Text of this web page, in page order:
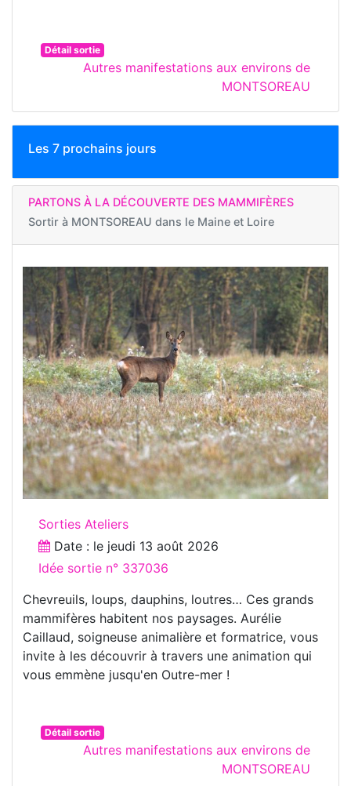
Détail sortie
Autres manifestations aux environs de
MONTSOREAU
Les 7 prochains jours
PARTONS À LA DÉCOUVERTE DES MAMMIFÈRES
Sortir à MONTSOREAU dans le Maine et Loire
Sorties Ateliers
Date : le jeudi 13 août 2026
Idée sortie n° 337036
Chevreuils, loups, dauphins, loutres… Ces grands
mammifères habitent nos paysages. Aurélie
Caillaud, soigneuse animalière et formatrice, vous
invite à les découvrir à travers une animation qui
vous emmène jusqu'en Outre-mer !
Détail sortie
Autres manifestations aux environs de
MONTSOREAU